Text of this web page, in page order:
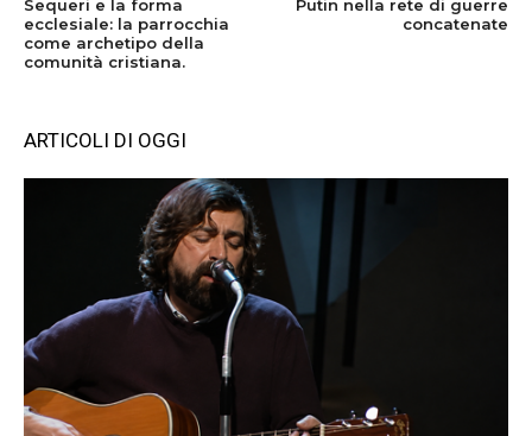
Sequeri e la forma
ecclesiale: la parrocchia
come archetipo della
comunità cristiana.
Putin nella rete di guerre
concatenate
ARTICOLI DI OGGI